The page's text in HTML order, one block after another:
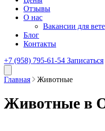
Отзывы
О нас
Вакансии для
Блог
Контакты
+7 (958) 795-61-54 Записаться
Главная Животные
Животные в